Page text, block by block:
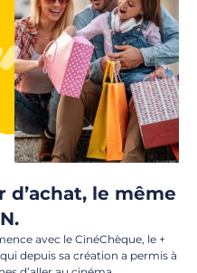
d’achat, le même
avec le CinéChèque, le +
depuis sa création a permis à